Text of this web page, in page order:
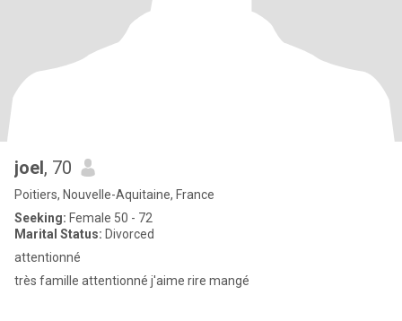
joel, 70
Poitiers, Nouvelle-Aquitaine, France
Seeking: Female 50 - 72
Marital Status: Divorced
attentionné
très famille attentionné j'aime rire mangé